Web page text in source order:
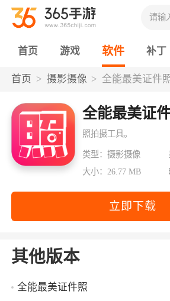
首页 游戏 软件 补丁
首页 摄影摄像 全能最美证件
全能最美证
照拍摄工具。
类型：摄影摄像
大小：26.77 MB
立即下载
其他版本
全能最美证件照